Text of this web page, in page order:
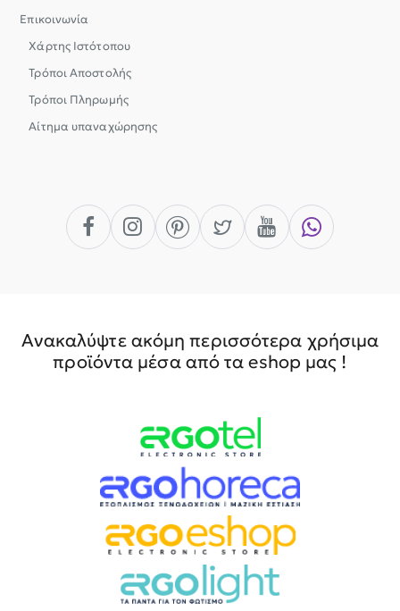
Επικοινωνία
Χάρτης Ιστότοπου
Τρόποι Αποστολής
Τρόποι Πληρωμής
Αίτημα υπαναχώρησης
Ανακαλύψτε ακόμη περισσότερα χρήσιμα
προϊόντα μέσα από τα eshop μας !